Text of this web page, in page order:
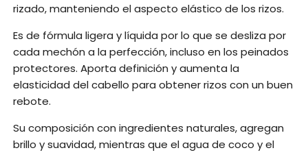
rizado, manteniendo el aspecto elástico de los rizos.
Es de fórmula ligera y líquida por lo que se desliza por
cada mechón a la perfección, incluso en los peinados
protectores. Aporta definición y aumenta la
elasticidad del cabello para obtener rizos con un buen
rebote.
Su composición con ingredientes naturales, agregan
brillo y suavidad, mientras que el agua de coco y el